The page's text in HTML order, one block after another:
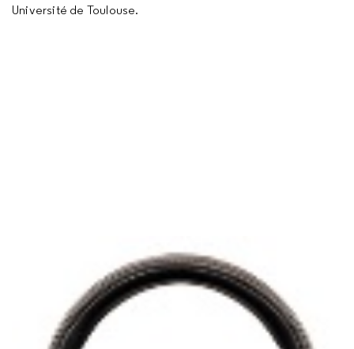
Université de Toulouse.